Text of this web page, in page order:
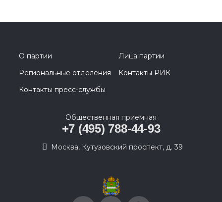
О партии
Лица партии
Региональные отделения
Контакты РИК
Контакты пресс-службы
Общественная приемная
+7 (495) 788-44-93
Москва, Кутузовский проспект, д. 39